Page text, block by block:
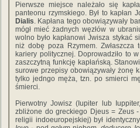
Pierwsze miejsce należało się
panteonu rzymskiego. Był to kapłan
Dialis. Kapłana tego obowiązywały
mógł mieć żadnych węzłów w
wolno było kapłanowi Jwisza stykać
niż dobę poza Rzymem. Zwłaszcza
kariery politycznej. Doprowadziło to
zaszczytną funkcję kapłańską.
surowe przepisy obowiązywały żonę
tylko jedngo męża, tzn. po smierci
śmierci.
Pierwotny Jowisz (Iupiter lub
zbliżone do greckiego Djeus = Zeus
religii indoeuropejskiej) był